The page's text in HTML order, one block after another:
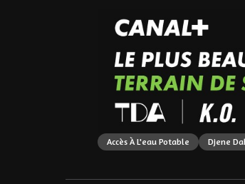
Accès À L'eau Potable Djene